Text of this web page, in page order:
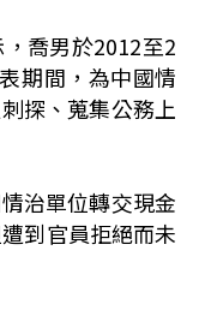
喬男於2012至2
期間，為中國情
探、蒐集公務上
治單位轉交現金
到官員拒絕而未